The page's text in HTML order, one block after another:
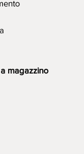
magazzino